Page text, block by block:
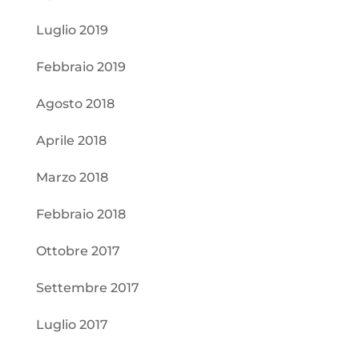
Luglio 2019
Febbraio 2019
Agosto 2018
Aprile 2018
Marzo 2018
Febbraio 2018
Ottobre 2017
Settembre 2017
Luglio 2017